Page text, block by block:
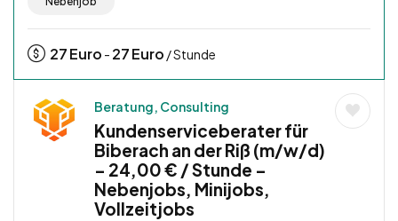
27Euro - 27Euro / Stunde
Beratung, Consulting
Kundenserviceberater für
Biberach an der Riß (m/w/d)
– 24,00 € / Stunde –
Nebenjobs, Minijobs,
Vollzeitjobs